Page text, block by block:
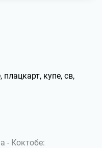
купе, св,
- Коктобе: